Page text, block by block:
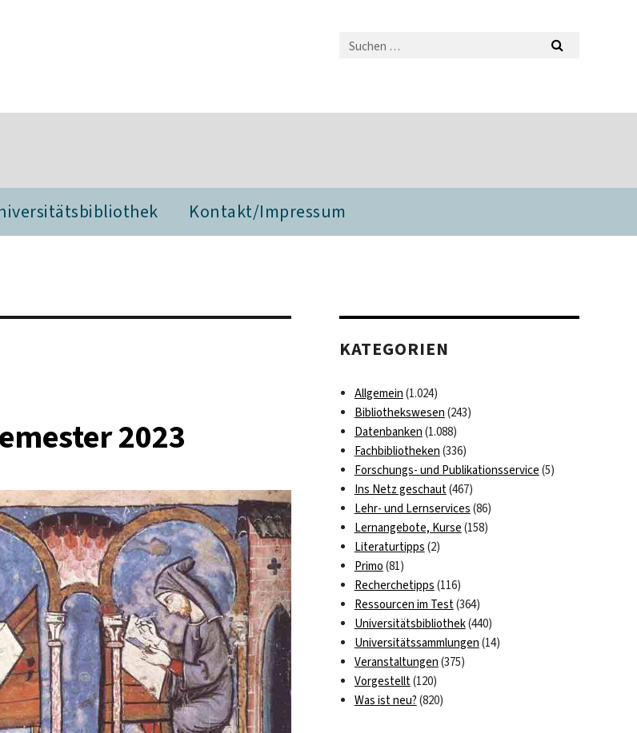
Kontakt/Impressum
2023
KATEGORIEN
Allgemein (1.024)
Bibliothekswesen (243)
Datenbanken (1.088)
Fachbibliotheken (336)
Forschungs- und Publikationsservice (5)
Ins Netz geschaut(467)
Lehr- und Lernservices (86)
Lernangebote, Kurse (158)
Literaturtipps (2)
Primo (81)
Recherchetipps (116)
Ressourcen im Test(364)
Universitätsbibliothek(440)
Universitätssammlungen (14)
Veranstaltungen (375)
Vorgestellt(120)
Was ist neu? (820)